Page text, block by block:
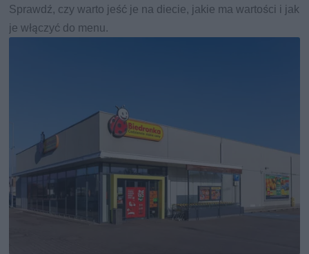
Sprawdź, czy warto jeść je na diecie, jakie ma wartości i jak
je włączyć do menu.